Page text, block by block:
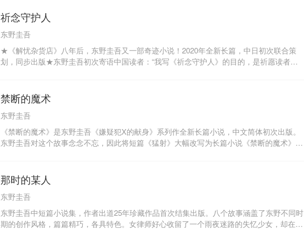
说，这部作品可能都是一个转折点。”一个男人把我带上楼，放到架子上，目光锐利地反复
打量我，随即离开，这让我猛地嗅到了危险的气息。不久，悲鸣响起，一个身穿白色睡裙的
女人从我面前跑过，冲向阳台。我身后的房间里冲出来两个人大声呼喊，但女人径直翻过护
栏，纵身跳下。人们称我为悲剧人偶，说我会给每个拥有我的人带去不幸。这是我在这里看
到的第一件事。
祈念守护人
东野圭吾
★《解忧杂货店》八年后，东野圭吾又一部奇迹小说！2020年全新长篇，中日初次联合策
划，同步出版★东野圭吾初次寄语中国读者：“我写《祈念守护人》的目的，是祈愿读者能
念，愿望就能实现，真的会有这样的奇迹哦！★《祈念守护人》传递出这样的信念：每个渺
小的生命都值得过好这一生离东京一个多小时车程的小镇，有座古老的月乡神社，院落深处
有一棵巨大的古树。传说只要向它祈念，愿望就会实现。祈念规则如下：1、限一人祈念；
2、限深夜进行，事先须预约；3、不限许愿内容，即便是希望别人去死。二十出头的玲斗过
得一团糟，正走投无路时，一个神秘人出巨资救了他，条件是要他去守护古树。玲斗对那棵
树一无所知，也不相信传说。如果愿望可以实现，想要的当然还是钱哗啦哗啦往家里灌！他
禁断的魔术
东野圭吾
《禁断的魔术》是东野圭吾《嫌疑犯X的献身》系列作全新长篇小说，中文简体初次出版。
东野圭吾对这个故事念念不忘，因此将短篇《猛射》大幅改写为长篇小说《禁断的魔术》。
的‘人’。我想在这个故事中对汤川 加以试炼。如果有人差点因为他而成为杀人犯，他会多痛
苦，又会怎么承担责任呢？”自由撰稿人长冈在家中遇害，现场留有一段离奇视频。长冈生
前反对一项新城计划，并在调查该计划的发起者。负责此案的警官草薙发现，一个名叫伸吾
的人在案发后突然失踪，长冈曾联系过他所在的工厂，并追查过他姐姐的死因。草薙找
到“神探伽利略”汤川学寻求帮助，发现他与新城计划有关，并早已认识伸吾，还曾与长冈共
同看过那段视频。一直帮助警方解开谜团的汤川学，这一次似乎在极力隐瞒着什么。
那时的某人
东野圭吾
东野圭吾中短篇小说集，作者出道25年珍藏作品首次结集出版。八个故事涵盖了东野不同时
期的创作风格，篇篇精巧，各具特色。女律师好心收留了一个雨夜迷路的失忆少女，却在少